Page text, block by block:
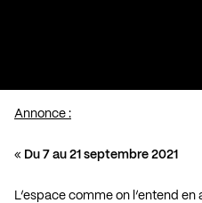
Annonce :
« Du 7 au 21 septembre 2021
L’espace comme on l’entend